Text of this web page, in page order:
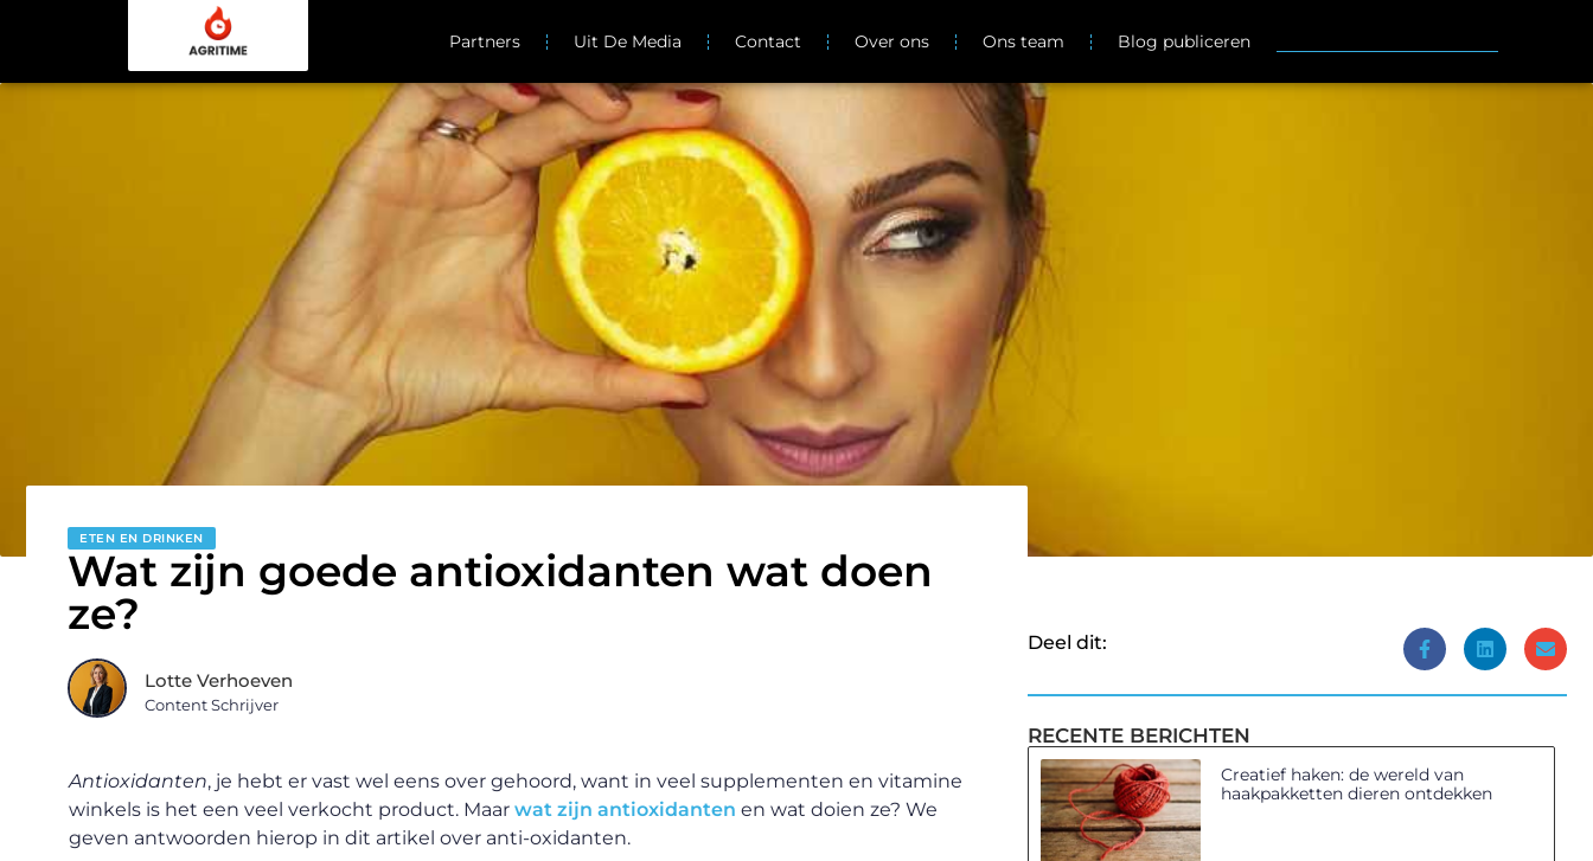
Partners Uit De Media Contact Over ons Ons team Blog publiceren
ETEN EN DRINKEN
Wat zijn goede antioxidanten wat doen
ze?
Lotte Verhoeven
Content Schrijver
Antioxidanten, je hebt er vast wel eens over gehoord, want in veel supplementen en vitamine
winkels is het een veel verkocht product. Maar wat zijn antioxidanten en wat doien ze? We
geven antwoorden hierop in dit artikel over anti-oxidanten.
Deel dit:
RECENTE BERICHTEN
Creatief haken: de wereld van
haakpakketten dieren ontdekken